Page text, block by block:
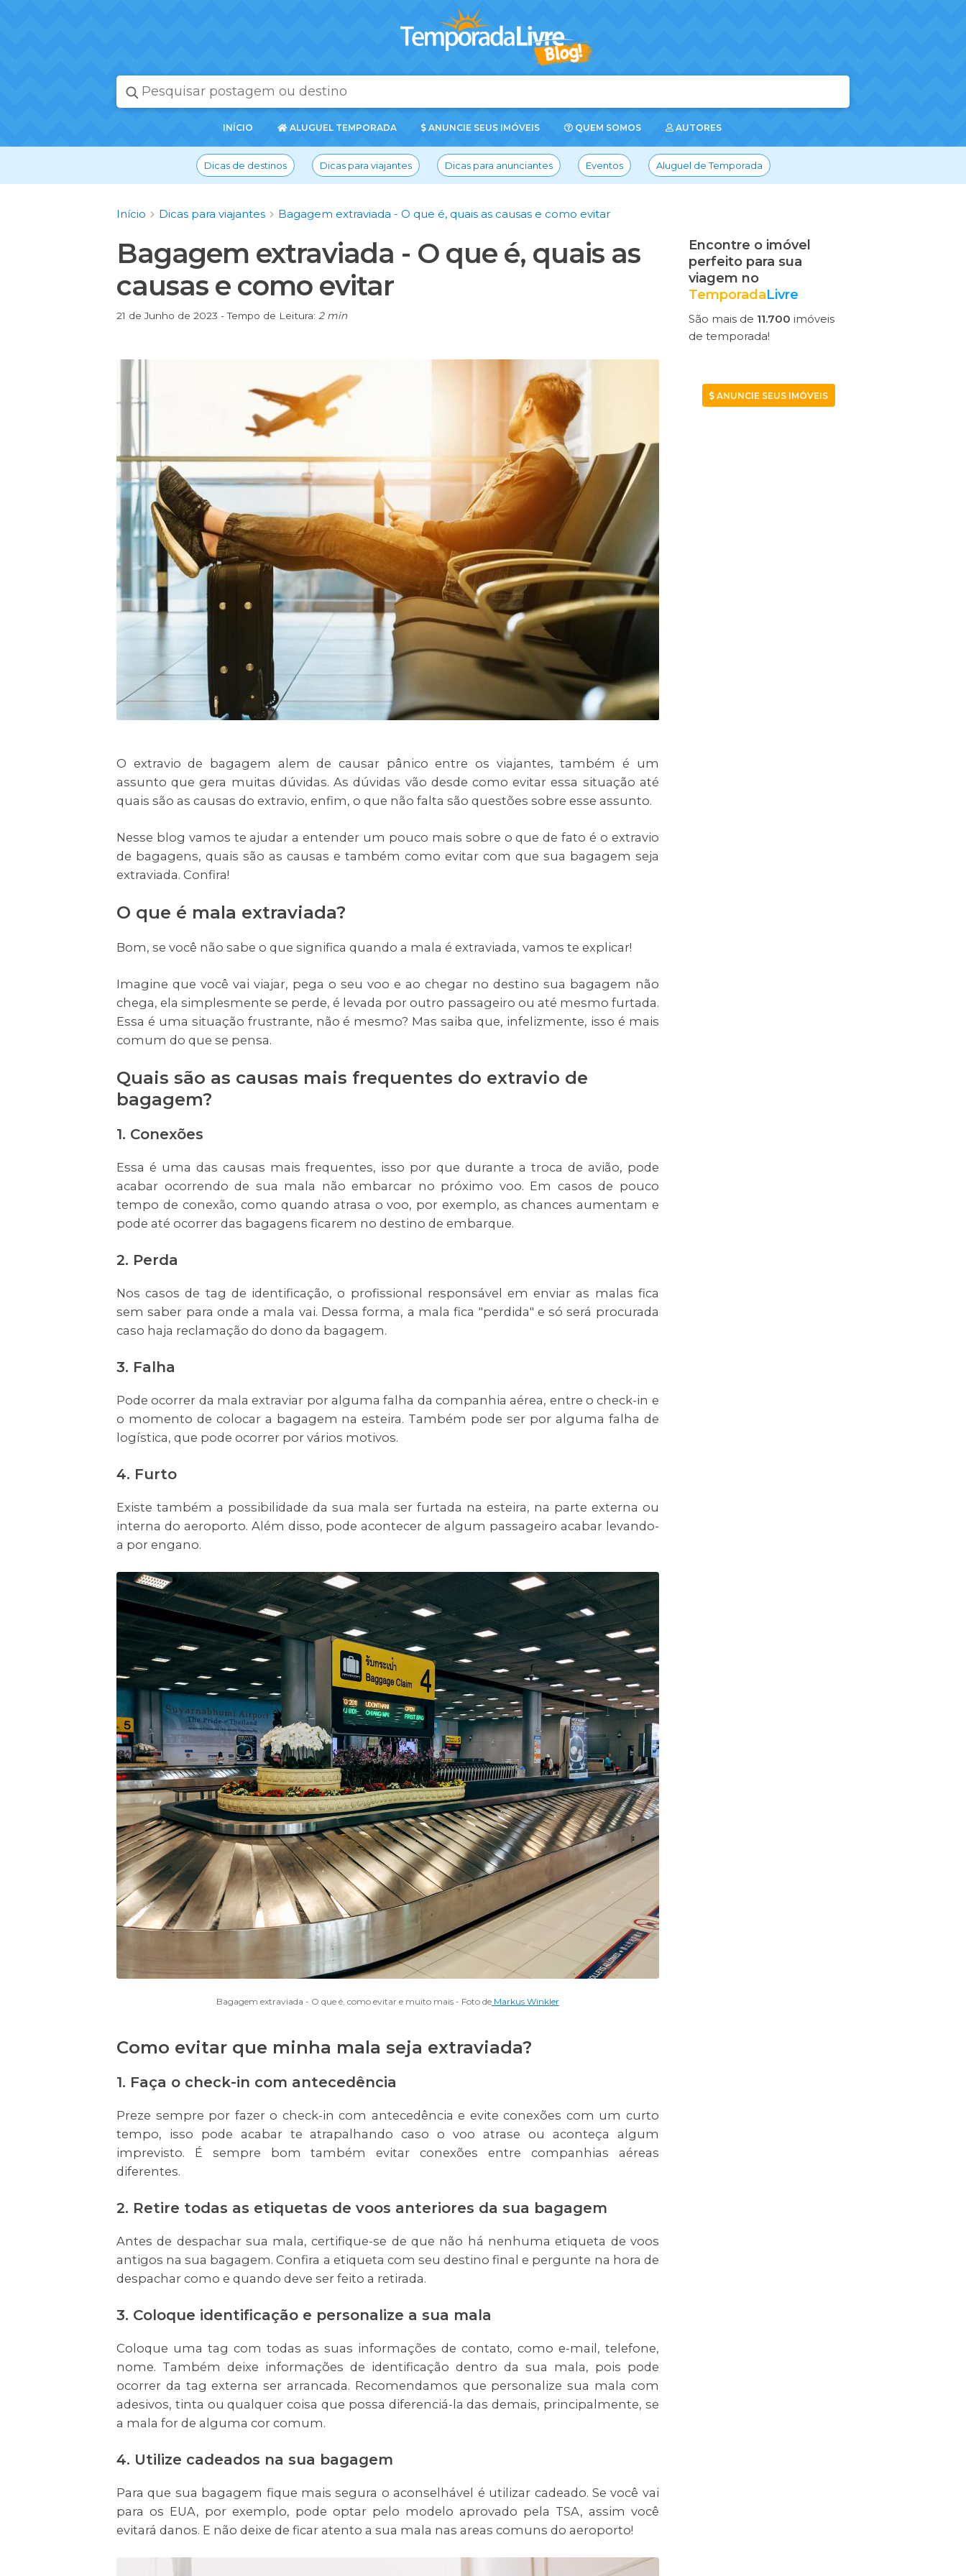
PÁGINA
INÍCIO ALUGUEL TEMPORADA ANUNCIE SEUS IMÓVEIS QUEM SOMOS AUTORES
Dicas de destinos Dicas para viajantes Dicas para anunciantes Eventos Aluguel de Temporada
Início Dicas para viajantes Bagagem extraviada - O que é, quais as causas e como evitar
Bagagem extraviada - O que é, quais as
causas e como evitar
21 de Junho de 2023 - Tempo de Leitura: 2 min
O extravio de bagagem alem de causar pânico entre os viajantes, também é um
assunto que gera muitas dúvidas. As dúvidas vão desde como evitar essa situação até
quais são as causas do extravio, enfim, o que não falta são questões sobre esse assunto.
Nesse blog vamos te ajudar a entender um pouco mais sobre o que de fato é o extravio
de bagagens, quais são as causas e também como evitar com que sua bagagem seja
extraviada. Confira!
O que é mala extraviada?
Bom, se você não sabe o que significa quando a mala é extraviada, vamos te explicar!
Imagine que você vai viajar, pega o seu voo e ao chegar no destino sua bagagem não
chega, ela simplesmente se perde, é levada por outro passageiro ou até mesmo furtada.
Essa é uma situação frustrante, não é mesmo? Mas saiba que, infelizmente, isso é mais
comum do que se pensa.
Quais são as causas mais frequentes do extravio de
bagagem?
1. Conexões
Essa é uma das causas mais frequentes, isso por que durante a troca de avião, pode
acabar ocorrendo de sua mala não embarcar no próximo voo. Em casos de pouco
tempo de conexão, como quando atrasa o voo, por exemplo, as chances aumentam e
pode até ocorrer das bagagens ficarem no destino de embarque.
2. Perda
Nos casos de tag de identificação, o profissional responsável em enviar as malas fica
sem saber para onde a mala vai. Dessa forma, a mala fica "perdida" e só será procurada
caso haja reclamação do dono da bagagem.
3. Falha
Pode ocorrer da mala extraviar por alguma falha da companhia aérea, entre o check-in e
o momento de colocar a bagagem na esteira. Também pode ser por alguma falha de
logística, que pode ocorrer por vários motivos.
4. Furto
Existe também a possibilidade da sua mala ser furtada na esteira, na parte externa ou
interna do aeroporto. Além disso, pode acontecer de algum passageiro acabar levando-
a por engano.
Bagagem extraviada - O que é, como evitar e muito mais - Foto deMarkus Winkler
Como evitar que minha mala seja extraviada?
1. Faça o check-in com antecedência
Preze sempre por fazer o check-in com antecedência e evite conexões com um curto
tempo, isso pode acabar te atrapalhando caso o voo atrase ou aconteça algum
imprevisto. É sempre bom também evitar conexões entre companhias aéreas
diferentes.
2. Retire todas as etiquetas de voos anteriores da sua bagagem
Antes de despachar sua mala, certifique-se de que não há nenhuma etiqueta de voos
antigos na sua bagagem. Confira a etiqueta com seu destino final e pergunte na hora de
despachar como e quando deve ser feito a retirada.
3. Coloque identificação e personalize a sua mala
Coloque uma tag com todas as suas informações de contato, como e-mail, telefone,
nome. Também deixe informações de identificação dentro da sua mala, pois pode
ocorrer da tag externa ser arrancada. Recomendamos que personalize sua mala com
adesivos, tinta ou qualquer coisa que possa diferenciá-la das demais, principalmente, se
a mala for de alguma cor comum.
4. Utilize cadeados na sua bagagem
Para que sua bagagem fique mais segura o aconselhável é utilizar cadeado. Se você vai
para os EUA, por exemplo, pode optar pelo modelo aprovado pela TSA, assim você
evitará danos. E não deixe de ficar atento a sua mala nas areas comuns do aeroporto!
Encontre o imóvel
perfeito para sua
viagem no
TemporadaLivre
São mais de 11.700 imóveis
de temporada!
ANUNCIE SEUS IMÓVEIS